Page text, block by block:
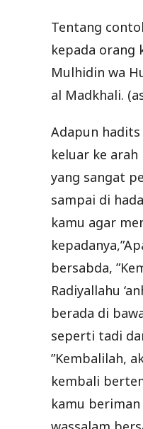
Tentang
kepada orang
Mulhidin wa
al Madkhali.
Adapun hadits
keluar ke
yang sangat
sampai di
kamu agar
bersabda,
Radiyallahu
berada di
seperti tadi
”Kembalilah,
kembali
kamu beriman